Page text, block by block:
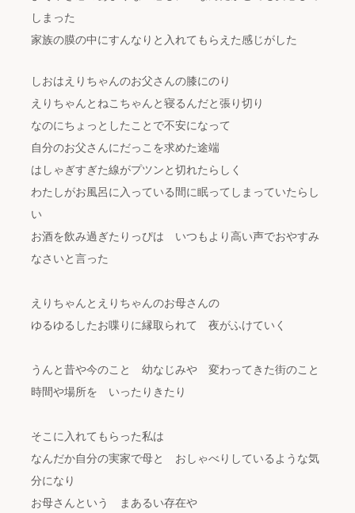
しまった
家族の膜の中にすんなりと入れてもらえた感じがした
しおはえりちゃんのお父さんの膝にのり
えりちゃんとねこちゃんと寝るんだと張り切り
なのにちょっとしたことで不安になって
自分のお父さんにだっこを求めた途端
はしゃぎすぎた線がプツンと切れたらしく
わたしがお風呂に入っている間に眠ってしまっていたらし
い
お酒を飲み過ぎたりっぴは いつもより高い声でおやすみ
なさいと言った
えりちゃんとえりちゃんのお母さんの
ゆるゆるしたお喋りに縁取られて 夜がふけていく
うんと昔や今のこと 幼なじみや 変わってきた街のこと
時間や場所を いったりきたり
そこに入れてもらった私は
なんだか自分の実家で母と おしゃべりしているような気
分になり
お母さんという まあるい存在や